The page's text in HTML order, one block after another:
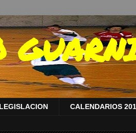
LEGISLACION CALENDARIOS